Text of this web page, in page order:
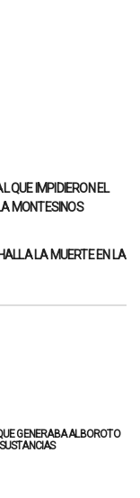
QUE IMPIDIERON EL
MONTESINOS
LA MUERTE EN LA
GENERABA ALBOROTO